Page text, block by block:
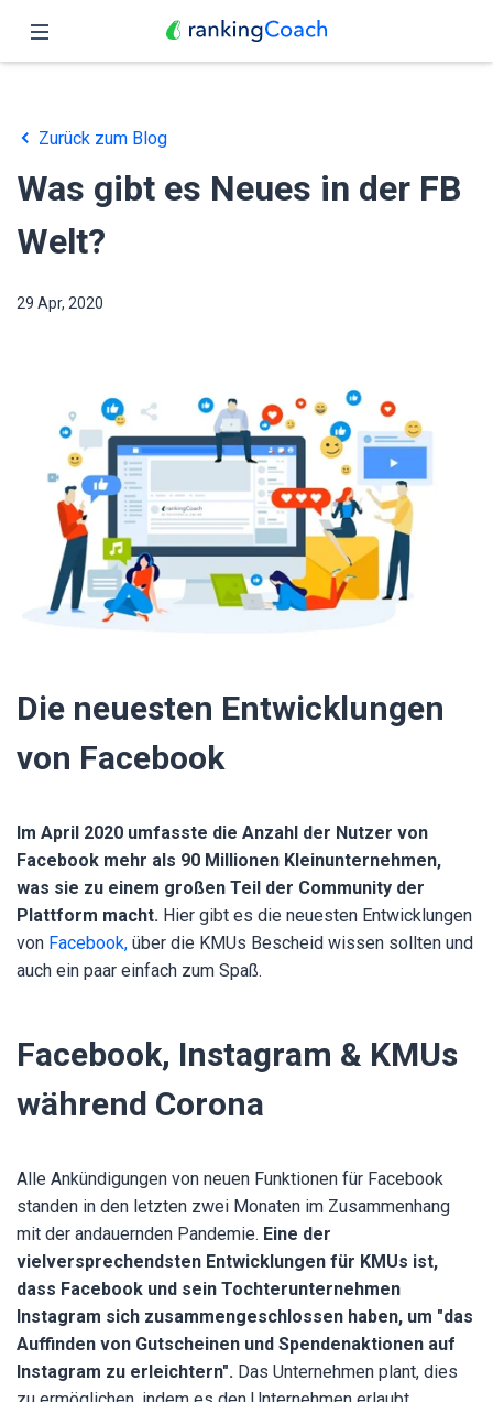
Funktionen
Preise
Partner
Blog
Zurück zum Blog
Was gibt es Neues in der FB
Welt?
29 Apr, 2020
Die neuesten Entwicklungen
von Facebook
Im April 2020 umfasste die Anzahl der Nutzer von
Facebook mehr als 90 Millionen Kleinunternehmen,
was sie zu einem großen Teil der Community der
Plattform macht. Hier gibt es die neuesten Entwicklungen
von Facebook, über die KMUs Bescheid wissen sollten und
auch ein paar einfach zum Spaß.
Facebook, Instagram & KMUs
während Corona
Alle Ankündigungen von neuen Funktionen für Facebook
standen in den letzten zwei Monaten im Zusammenhang
mit der andauernden Pandemie. Eine der
vielversprechendsten Entwicklungen für KMUs ist,
dass Facebook und sein Tochterunternehmen
Instagram sich zusammengeschlossen haben, um "das
Auffinden von Gutscheinen und Spendenaktionen auf
Instagram zu erleichtern". Das Unternehmen plant, dies